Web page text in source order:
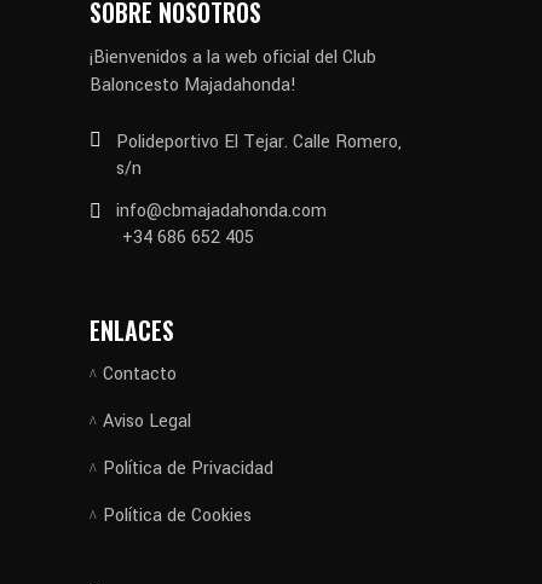
SOBRE NOSOTROS
¡Bienvenidos a la web oficial del Club
Baloncesto Majadahonda!
Polideportivo El Tejar. Calle Romero,
s/n
info@cbmajadahonda.com
+34 686 652 405
ENLACES
Contacto
Aviso Legal
Política de Privacidad
Política de Cookies